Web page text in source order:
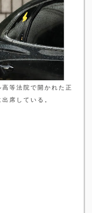
等法院で開かれた正
席している。